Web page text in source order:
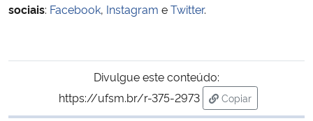
sociais: Facebook, Instagram eTwitter.
Divulgue este conteúdo:
https://ufsm.br/r-375-2973
Copiar
para área de